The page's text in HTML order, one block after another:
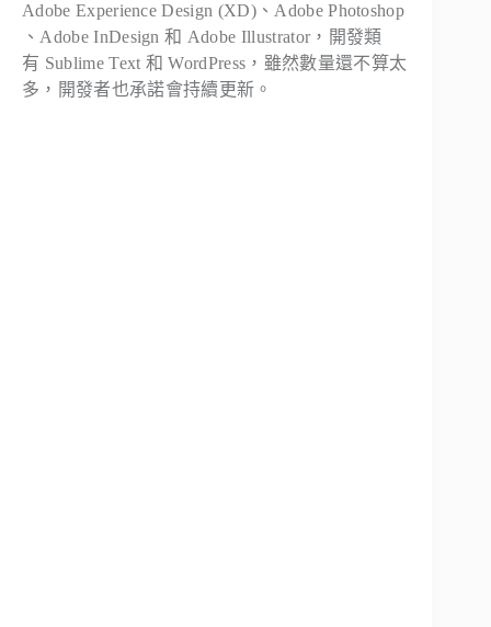
Adobe Experience Design (XD)、Adobe Photoshop
、Adobe InDesign 和 Adobe Illustrator，開發類
有 Sublime Text 和 WordPress，雖然數量還不算太
多，開發者也承諾會持續更新。